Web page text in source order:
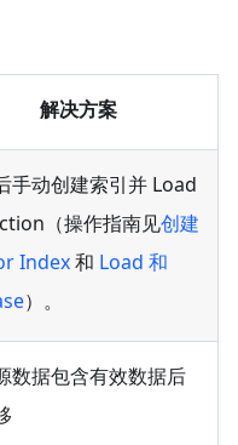
解决方案
手动创建索引并 Load
（操作指南见创建
Index和 Load 和
）。
数据包含有效数据后